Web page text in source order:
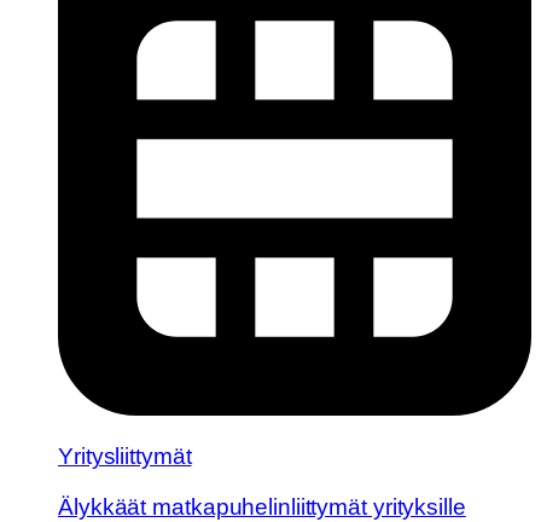
Yritysliittymät
Älykkäät matkapuhelinliittymät yrityksille